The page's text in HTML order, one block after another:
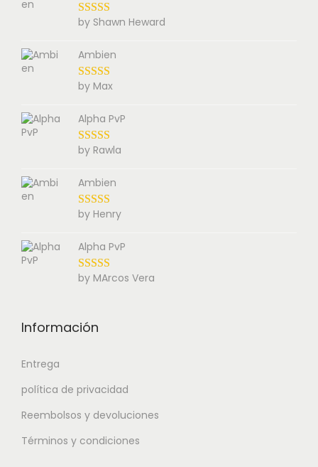
by Shawn Heward
Ambien
by Max
Alpha PvP
by Rawla
Ambien
by Henry
Alpha PvP
by MArcos Vera
Información
Entrega
política de privacidad
Reembolsos y devoluciones
Términos y condiciones